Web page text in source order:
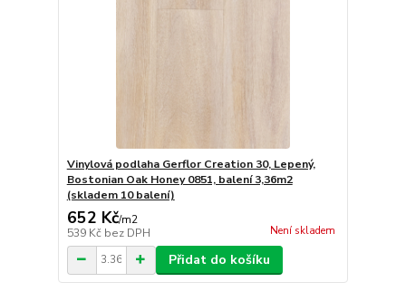
Vinylová podlaha Gerflor Creation 30, Lepený,
Bostonian Oak Honey 0851, balení 3,36m2
(skladem 10 balení)
652 Kč/m2
539 Kč bez DPH Není skladem
Přidat do košíku